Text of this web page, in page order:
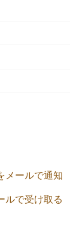
メールで通知
ルで受け取る